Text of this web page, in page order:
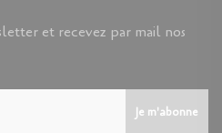
et recevez par mail nos
Je m'abonne